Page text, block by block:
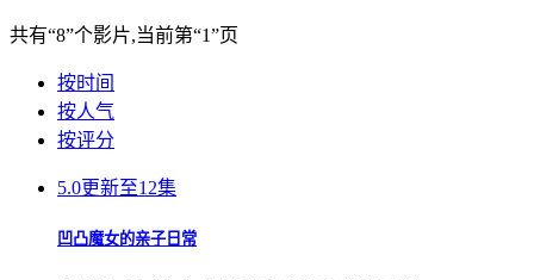
共有“8”个影片,当前第“1”页
按时间
按人气
按评分
5.0更新至12集
凹凸魔女的亲子日常